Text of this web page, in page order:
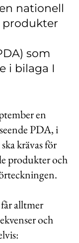
nationell
som
i bilaga I
en
PDA, i
krävas för
produkter och
alltmer
och